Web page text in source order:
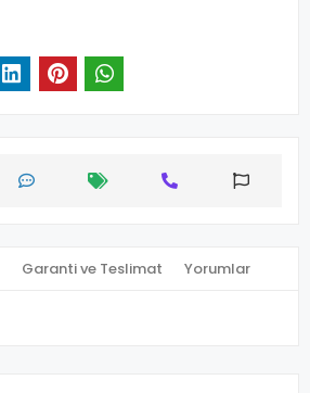
Garanti ve Teslimat Yorumlar